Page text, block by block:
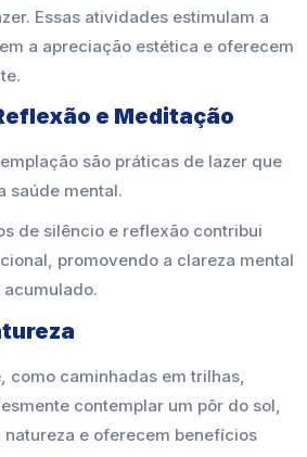
Essas atividades estimulam a
a apreciação estética e oferecem
e Meditação
são práticas de lazer que
saúde mental.
de silêncio e reflexão contribui
promovendo a clareza mental
como caminhadas em trilhas,
contemplar um pôr do sol,
e oferecem benefícios